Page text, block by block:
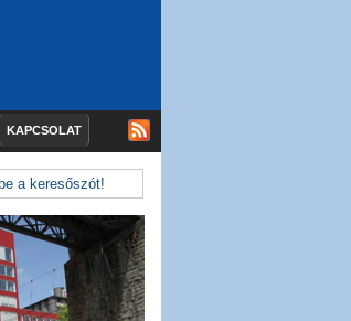
KAPCSOLAT